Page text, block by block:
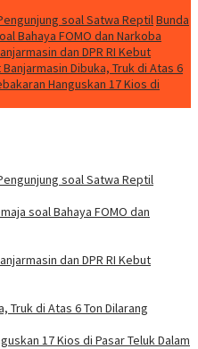
soal Satwa ReptilBunda
Bahaya FOMO dan Narkoba
dan DPR RI Kebut
Banjarmasin Dibuka, Truk di Atas 6
Hanguskan 17 Kios di
soal Satwa Reptil
soal Bahaya FOMO dan
dan DPR RI Kebut
Truk di Atas 6 Ton Dilarang
17 Kios di Pasar Teluk Dalam